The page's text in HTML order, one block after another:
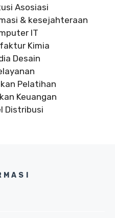
Asosiasi
& kesejahteraan
IT
Kimia
Desain
Pelatihan
Keuangan
Distribusi